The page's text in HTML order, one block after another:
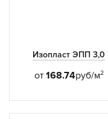
Изопласт ЭПП 3,0
от 168.74руб/м2